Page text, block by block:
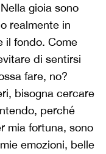
gioia sono
realmente in
il fondo. Come
di sentirsi
fare, no?
bisogna cercare
perché
mia fortuna, sono
emozioni, belle